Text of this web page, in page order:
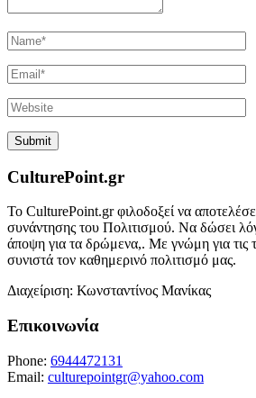
CulturePoint.gr
Το CulturePoint.gr φιλοδοξεί να
συνάντησης του Πολιτισμού. Να δώσει
άποψη για τα δρώμενα,. Με γνώμη για τις
συνιστά τον καθημερινό πολιτισμό μας.
Διαχείριση: Κωνσταντίνος Μανίκας
Επικοινωνία
Phone: 6944472131
Email: culturepointgr@yahoo.com